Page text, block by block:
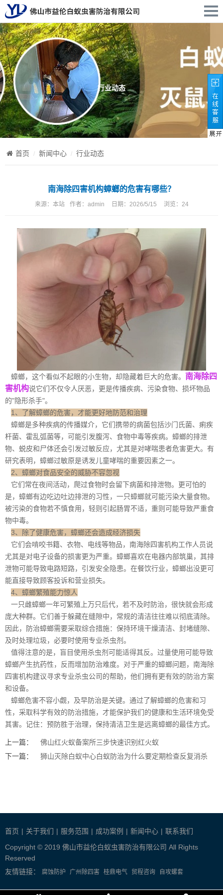
行业动态
首页 新闻中心 行业动态
南海除四害机构蟑螂的危害有哪些？
来源： 本站 作者： admin 日期： 2026/5/15 浏览： 24
蟑螂，这个看似不起眼的小生物，却隐藏着巨大的危害。 南海除四
害机构说它们不仅令人厌恶，更是传播疾病、污染食物、损坏物品
的"隐形杀手"。
1、了解蟑螂的危害，才能更好地防范和治理
蟑螂是多种疾病的传播媒介，它们携带的病菌包括沙门氏菌、痢疾
杆菌、霍乱弧菌等，可能引发腹泻、食物中毒等疾病。蟑螂的排泄
物、蜕皮和尸体还会引发过敏反应，尤其是对哮喘患者危害更大。有
研究表明，蟑螂过敏原是诱发儿童哮喘的重要因素之一。
2、蟑螂对食品安全的威胁不容忽视
它们常在夜间活动，爬过食物时会留下病菌和排泄物。更可怕的
是，蟑螂有边吃边吐边排泄的习性，一只蟑螂就可能污染大量食物。
被污染的食物若不慎食用，轻则引起肠胃不适，重则可能导致严重食
物中毒。
3、除了健康危害，蟑螂还会造成经济损失
它们会啃咬书籍、衣物、电线等物品，南海除四害机构工作人员说
尤其是对电子设备的损害更为严重。蟑螂喜欢在电器内部筑巢，其排
泄物可能导致电路短路，引发安全隐患。在餐饮行业，蟑螂出没更可
能直接导致顾客投诉和营业损失。
4、蟑螂繁殖能力惊人
一只雌蟑螂一年可繁殖上万只后代，若不及时防治，很快就会形成
庞大种群。它们善于躲藏在缝隙中，常规的清洁往往难以彻底清除。
因此，防治蟑螂需要采取综合措施：保持环境干燥清洁、封堵缝隙、
及时处理垃圾，必要时使用专业杀虫剂。
值得注意的是，盲目使用杀虫剂可能适得其反。过量使用可能导致
蟑螂产生抗药性，反而增加防治难度。对于严重的蟑螂问题，南海除
四害机构建议寻求专业杀虫公司的帮助，他们拥有更有效的防治方案
和设备。
蟑螂危害不容小觑，及早防治是关键。通过了解蟑螂的危害和习
性，采取科学有效的防治措施，才能保护我们的健康和生活环境免受
其害。记住：预防胜于治理，保持清洁卫生是远离蟑螂的最佳方式。
上一篇：
佛山红火蚁备案所三步快速识别红火蚁
下一篇：
狮山灭除白蚁中心白蚁防治为什么要定期检查反复消杀
首页 | 关于我们 | 服务范围 | 成功案例 | 新闻中心 | 联系我们
Copyright © 2019 佛山市益伦白蚁虫害防治有限公司 All Rights
Reserved
友情链接：
腐蚀防护 广州除四害 桂鼎电气 贸程咨询 自攻螺套